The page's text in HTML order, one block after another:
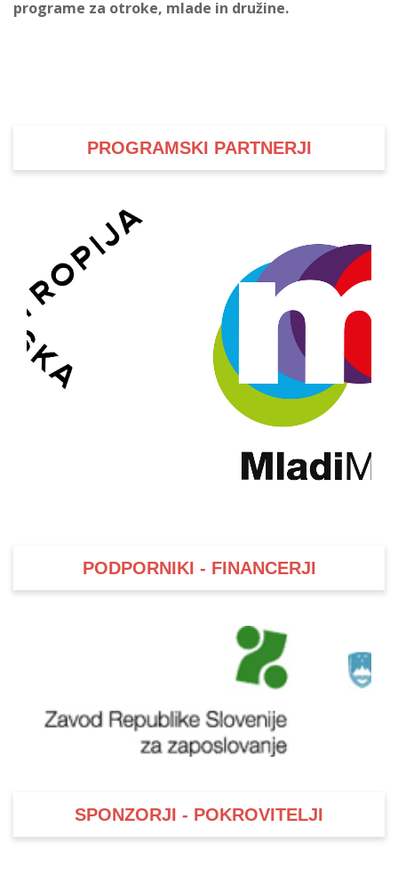
programe za otroke, mlade in družine.
PROGRAMSKI PARTNERJI
PODPORNIKI - FINANCERJI
SPONZORJI - POKROVITELJI